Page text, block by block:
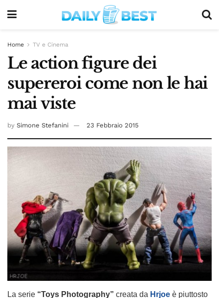
Home TV e Cinema
Le action figure dei
supereroi come non le hai
mai viste
by Simone Stefanini 23 Febbraio 2015
La serie “Toys Photography” creata da Hrjoe è piuttosto